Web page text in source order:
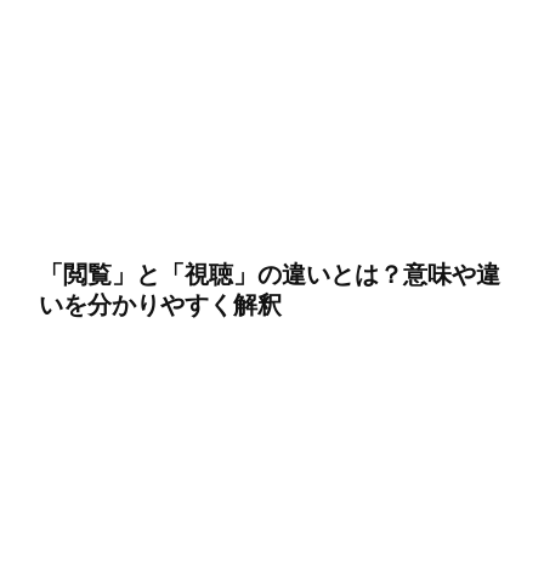
「閲覧」と「視聴」の違いとは？意味や違
いを分かりやすく解釈